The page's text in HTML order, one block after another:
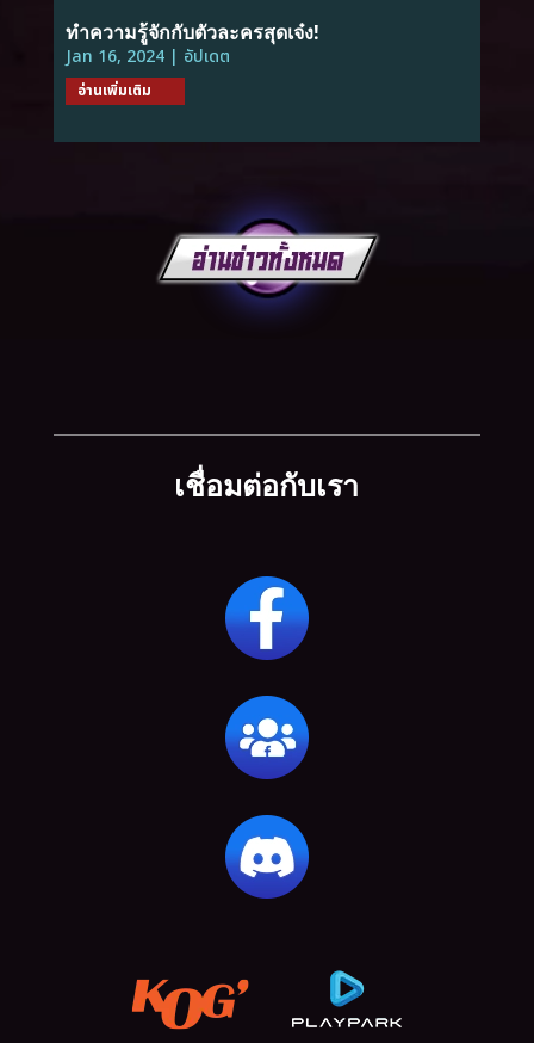
ทำความรู้จักกับตัวละครสุดเจ๋ง!
Jan 16, 2024| อัปเดต
อ่านเพิ่มเติม
เชื่อมต่อกับเรา